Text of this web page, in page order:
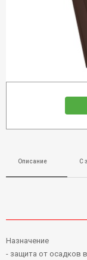
Описание С
Назначение
- защита от осадков